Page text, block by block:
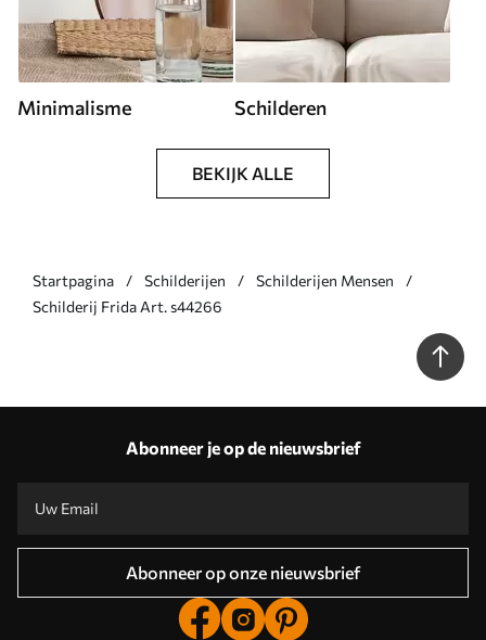
Minimalisme Schilderen
BEKIJK ALLE
Startpagina Schilderijen
Schilderijen Mensen
Schilderij Frida Art. s44266
Abonneer je op de nieuwsbrief
Abonneer op onze nieuwsbrief